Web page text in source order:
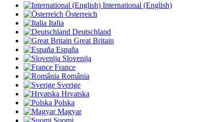
International (English)
Österreich
Italia
Deutschland
Great Britain
España
Slovenija
France
România
Sverige
Hrvatska
Polska
Magyar
Suomi